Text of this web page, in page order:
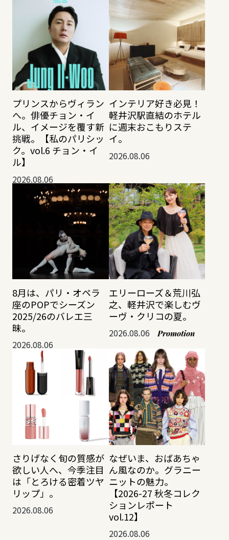
プリンスからヴィラン
へ。俳優チョン・イ
ル、イメージを覆す新
挑戦。【私のパリシッ
ク。vol.6 チョン・イ
ル】
2026.08.06
インテリア好き必見！
軽井沢駅直結のホテル
に週末おこもりステ
イ。
2026.08.06
8月は、パリ・オペラ
座のPOPでシーズン
2025/26のバレエ三
昧。
2026.08.06
エリーローズ＆荒川弘
之、軽井沢で楽しむヴ
ーヴ・クリコの夏。
2026.08.06 Promotion
さりげなく旬の質感が
欲しい人へ、今季注目
は「とろける密着ツヤ
リップ」。
2026.08.06
なぜいま、おばあちゃ
ん風なのか。グラニー
ニットの魅力。
【2026-27 秋冬コレク
ションレポート
vol.12】
2026.08.06